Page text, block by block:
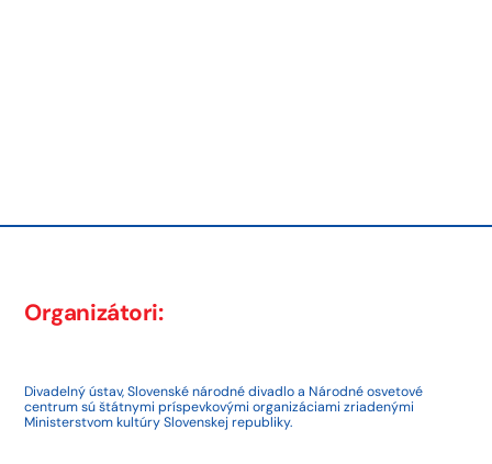
Organizátori:
Divadelný ústav, Slovenské národné divadlo a Národné osvetové
centrum sú štátnymi príspevkovými organizáciami zriadenými
Ministerstvom kultúry Slovenskej republiky.